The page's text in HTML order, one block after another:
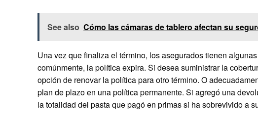
See also Cómo las cámaras de tablero afectan su
Una vez que finaliza el término, los asegurados tienen
comúnmente, la política expira. Si desea suministrar la
opción de renovar la política para otro término. O
plan de plazo en una política permanente. Si agregó una
la totalidad del pasta que pagó en primas si ha sobrevivido a